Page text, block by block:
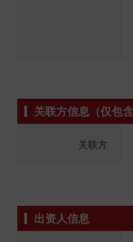
关联方信息（仅包
关联方
出资人信息